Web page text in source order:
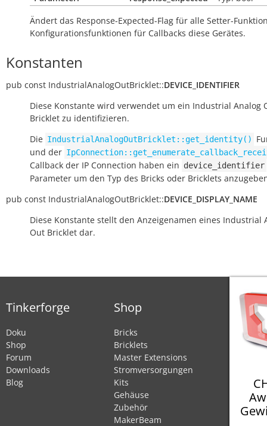
Ändert das Response-Expected-Flag für alle Setter-
Konfigurationsfunktionen für Callbacks diese Gerätes.
Konstanten
pub const IndustrialAnalogOutBricklet::DEVICE_IDENTIFIER
Diese Konstante wird verwendet um ein Industrial Analog
Bricklet zu identifizieren.
Die IndustrialAnalogOutBricklet::get_identity()
und der
Callback der IP Connection haben ein device_identifier
Parameter um den Typ des Bricks oder Bricklets
pub const IndustrialAnalogOutBricklet::DEVICE_DISPLAY_NAME
Diese Konstante stellt den Anzeigenamen eines Industrial
Out Bricklet dar.
Tinkerforge
Doku
Shop
Forum
Downloads
Blog
Shop
Bricks
Bricklets
Master Extensions
Stromversorgungen
Kits
Gehäuse
Zubehör
MakerBeam